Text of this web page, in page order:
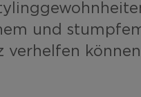
und
verhelfen